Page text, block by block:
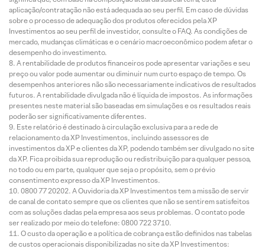
aplicação/contratação não está adequada ao seu perfil. Em caso de dúvidas
sobre o processo de adequação dos produtos oferecidos pela XP
Investimentos ao seu perfil de investidor, consulte o FAQ. As condições de
mercado, mudanças climáticas e o cenário macroeconômico podem afetar o
desempenho do investimento.
A rentabilidade de produtos financeiros pode apresentar variações e seu
preço ou valor pode aumentar ou diminuir num curto espaço de tempo. Os
desempenhos anteriores não são necessariamente indicativos de resultados
futuros. A rentabilidade divulgada não é líquida de impostos. As informações
presentes neste material são baseadas em simulações e os resultados reais
poderão ser significativamente diferentes.
Este relatório é destinado à circulação exclusiva para a rede de
relacionamento da XP Investimentos, incluindo assessores de
investimentos da XP e clientes da XP, podendo também ser divulgado no site
da XP. Fica proibida sua reprodução ou redistribuição para qualquer pessoa,
no todo ou em parte, qualquer que seja o propósito, sem o prévio
consentimento expresso da XP Investimentos.
0800 77 20202. A Ouvidoria da XP Investimentos tem a missão de servir
de canal de contato sempre que os clientes que não se sentirem satisfeitos
com as soluções dadas pela empresa aos seus problemas. O contato pode
ser realizado por meio do telefone: 0800 722 3710.
O custo da operação e a política de cobrança estão definidos nas tabelas
de custos operacionais disponibilizadas no site da XP Investimentos: